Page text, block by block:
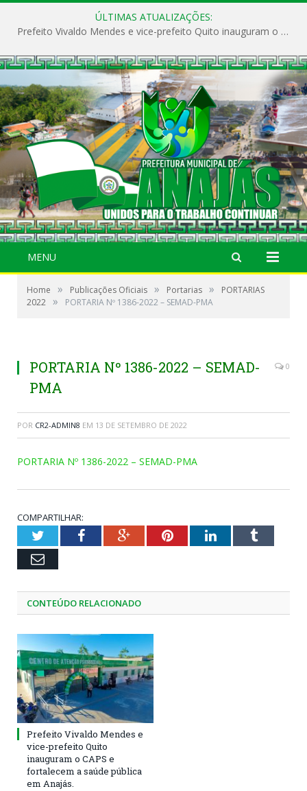
ÚLTIMAS ATUALIZAÇÕES:
Prefeito Vivaldo Mendes e vice-prefeito Quito inauguram o CAPS e fortalecem a saúde pública em Anajás.
MENU
Home » Publicações Oficiais » Portarias »
PORTARIAS
2022 » PORTARIA Nº 1386-2022 – SEMAD-PMA
PORTARIA Nº 1386-2022 – SEMAD-
PMA
0
POR CR2-ADMIN8 EM 13 DE SETEMBRO DE 2022
PORTARIA Nº 1386-2022 – SEMAD-PMA
COMPARTILHAR:
TwitterFacebookGoogle+PinterestLinkedInTumblr
Email
CONTEÚDO RELACIONADO
Prefeito Vivaldo Mendes e
vice-prefeito Quito
inauguram o CAPS e
fortalecem a saúde pública
em Anajás.